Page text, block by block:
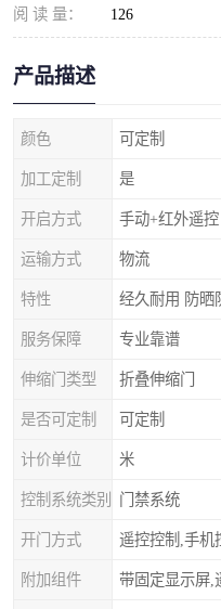
阅 读 量： 126
产品描述
颜色 可定制
加工定制 是
开启方式 手动+红外遥控
运输方式 物流
特性 经久耐用 防晒
服务保障 专业靠谱
伸缩门类型 折叠伸缩门
是否可定制 可定制
计价单位 米
控制系统类别 门禁系统
开门方式 遥控控制,手机
附加组件 带固定显示屏,